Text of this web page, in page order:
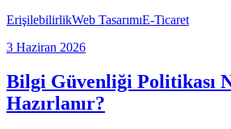
ErişilebilirlikWeb TasarımıE-Ticaret
3 Haziran 2026
Bilgi Güvenliği Politikası
Hazırlanır?